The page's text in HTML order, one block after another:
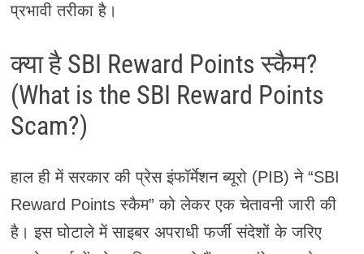
प्रभावी तरीका है।
क्या है SBI Reward Points स्कैम?
(What is the SBI Reward Points
Scam?)
हाल ही में सरकार की प्रेस इंफॉर्मेशन ब्यूरो (PIB) ने “SBI
Reward Points स्कैम” को लेकर एक चेतावनी जारी की
है। इस घोटाले में साइबर अपराधी फर्जी संदेशों के जरिए